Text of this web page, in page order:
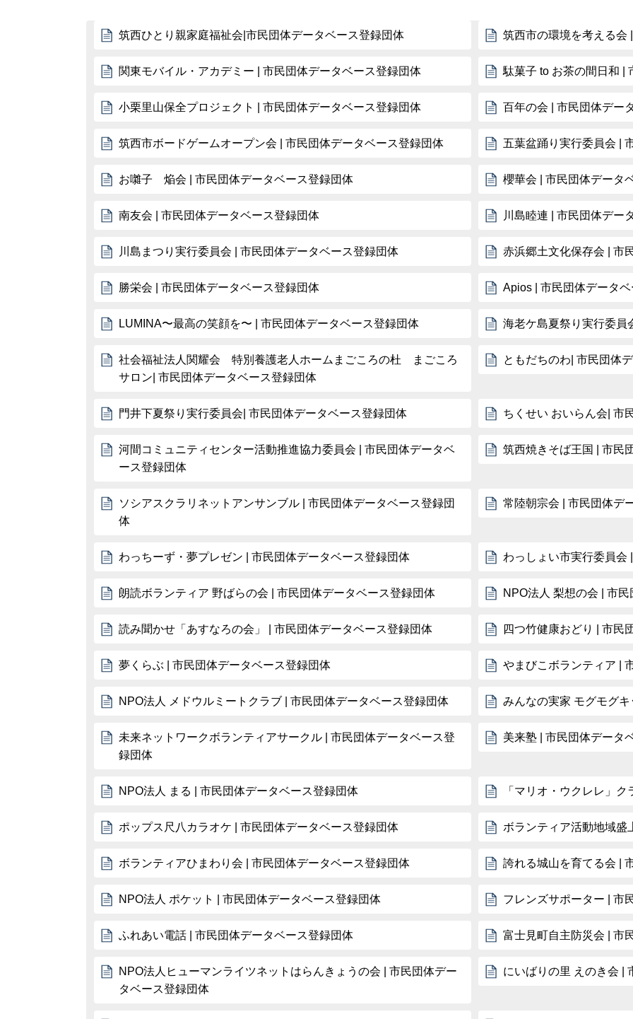
筑西ひとり親家庭福祉会|市民団体データベース登録団体 筑西市の環境を考える会
関東モバイル・アカデミー | 市民団体データベース登録団体 駄菓子 to お茶の間日和 |
小栗里山保全プロジェクト | 市民団体データベース登録団体 百年の会 | 市民団体デー
筑西市ボードゲームオープン会 | 市民団体データベース登録団体 五葉盆踊り実行委員会 |
お囃子 焔会 | 市民団体データベース登録団体 櫻華会 | 市民団体データ
南友会 | 市民団体データベース登録団体 川島睦連 | 市民団体デー
川島まつり実行委員会 | 市民団体データベース登録団体 赤浜郷土文化保存会 | 市
勝栄会 | 市民団体データベース登録団体 Apios | 市民団体データ
LUMINA〜最高の笑顔を〜 | 市民団体データベース登録団体 海老ケ島夏祭り実行委員
社会福祉法人関耀会 特別養護老人ホームまごころの杜 まごころ
サロン| 市民団体データベース登録団体
ともだちのわ| 市民団体
門井下夏祭り実行委員会| 市民団体データベース登録団体 ちくせい おいらん会| 市
河間コミュニティセンター活動推進協力委員会 | 市民団体データベ
ース登録団体
筑西焼きそば王国 | 市民
ソシアスクラリネットアンサンブル | 市民団体データベース登録団
体
常陸朝宗会 | 市民団体デ
わっちーず・夢プレゼン | 市民団体データベース登録団体 わっしょい市実行委員会
朗読ボランティア 野ばらの会 | 市民団体データベース登録団体 NPO法人 梨想の会 | 市
読み聞かせ「あすなろの会」 | 市民団体データベース登録団体 四つ竹健康おどり | 市民
夢くらぶ | 市民団体データベース登録団体 やまびこボランティア |
NPO法人 メドウルミートクラブ | 市民団体データベース登録団体 みんなの実家 モグモグ
未来ネットワークボランティアサークル | 市民団体データベース登
録団体
美来塾 | 市民団体データ
NPO法人 まる | 市民団体データベース登録団体 「マリオ・ウクレレ」
ポップス尺八カラオケ | 市民団体データベース登録団体 ボランティア活動地域盛
ボランティアひまわり会 | 市民団体データベース登録団体 誇れる城山を育てる会 |
NPO法人 ポケット | 市民団体データベース登録団体 フレンズサポーター | 市
ふれあい電話 | 市民団体データベース登録団体 富士見町自主防災会 | 市
NPO法人ヒューマンライツネットはらんきょうの会 | 市民団体デー
タベース登録団体
にいばりの里 えのき会 |